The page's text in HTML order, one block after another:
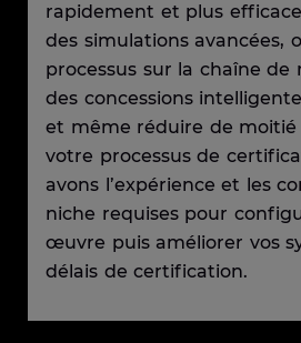
rapidement et plus
des simulations avancées,
processus sur la chaîne de
des concessions
et même réduire de
votre processus de
avons l’expérience et les
niche requises pour
œuvre puis améliorer vos
délais de certification.